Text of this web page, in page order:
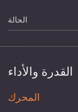
الحالة
القدرة والأداء
المحرك